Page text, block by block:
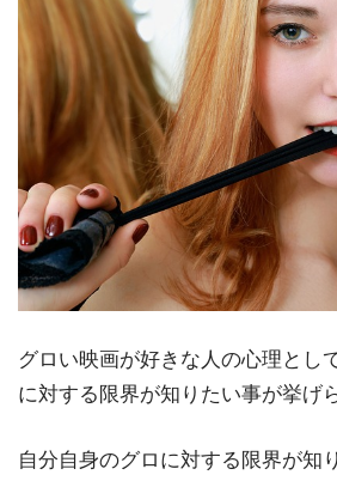
グロい映画が好きな人の心理とし
に対する限界が知りたい事が挙げ
自分自身のグロに対する限界が知